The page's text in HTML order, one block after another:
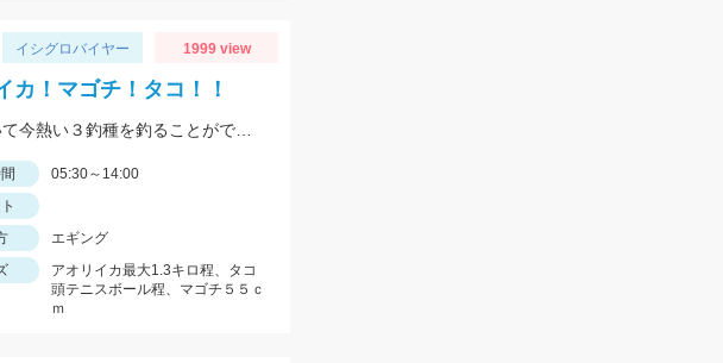
イシグロバイヤー 1999 view
カ！マゴチ！タコ！！
05:30～14:00
エギング
アオリイカ最大1.3キロ程、タコ
頭テニスボール程、マゴチ５５ｃ
ｍ